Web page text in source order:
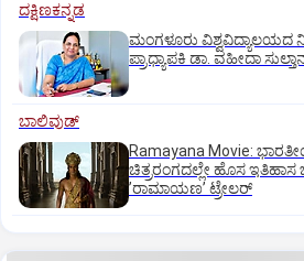
ದಕ್ಷಿಣಕನ್ನಡ
ಮಂಗಳೂರು ವಿಶ್ವವಿದ್ಯಾಲಯದ
ಪ್ರಾಧ್ಯಾಪಕಿ ಡಾ. ವಹೀದಾ
ಬಾಲಿವುಡ್‌
Ramayana Movie:
ಚಿತ್ರರಂಗದಲ್ಲೇ ಹೊಸ
ʼರಾಮಾಯಣʼ ಟ್ರೇಲರ್